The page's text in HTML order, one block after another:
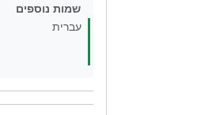
שמות נוספים
עברית